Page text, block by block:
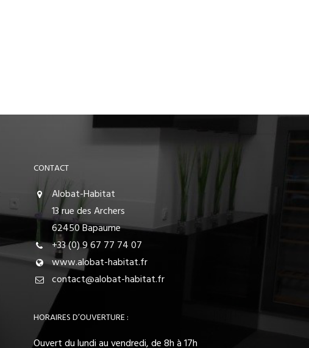
CONTACT
Alobat-Habitat
13 rue des Archers
62450 Bapaume
+33 (0) 9 67 77 74 07
www.alobat-habitat.fr
contact@alobat-habitat.fr
HORAIRES D’OUVERTURE :
Ouvert du lundi au vendredi, de 8h à 17h